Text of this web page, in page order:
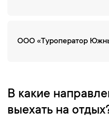
ООО «Туроператор
В какие
выехать на